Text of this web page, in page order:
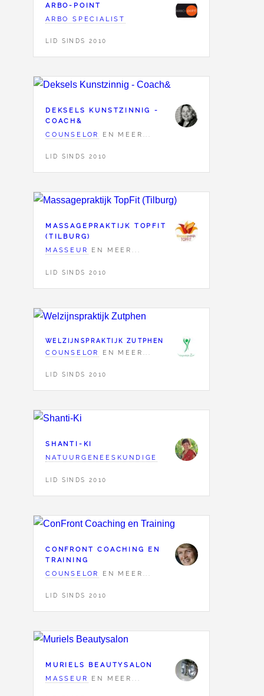
ARBO-POINT
ARBO SPECIALIST
LID SINDS 2010
DEKSELS KUNSTZINNIG -
COACH&
COUNSELOR
EN MEER...
LID SINDS 2010
MASSAGEPRAKTIJK TOPFIT
(TILBURG)
MASSEUR
EN MEER...
LID SINDS 2010
WELZIJNSPRAKTIJK ZUTPHEN
COUNSELOR EN MEER...
LID SINDS 2010
SHANTI-KI
NATUURGENEESKUNDIGE
LID SINDS 2010
CONFRONT COACHING EN
TRAINING
COUNSELOR
EN MEER...
LID SINDS 2010
MURIELS BEAUTYSALON
MASSEUR
EN MEER...